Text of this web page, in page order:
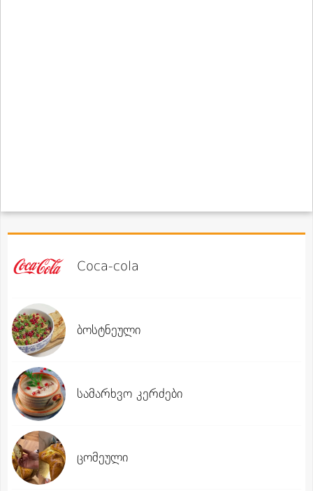
Coca-cola
ბოსტნეული
სამარხვო კერძები
ცომეული